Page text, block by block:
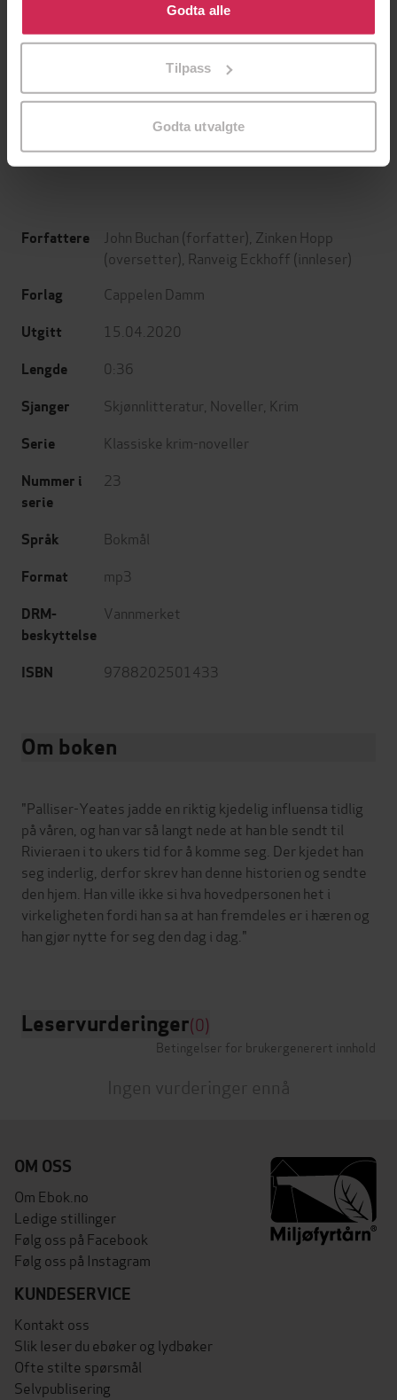
bruke cookies for alle disse formålene. Du kan også
tilpasse ditt samtykke til spesifikke formål ved å klikke
Godta alle
Tilpass
Godta utvalgte
Minnesota
Utskudd
Forfattere John Buchan (forfatter), Zinken Hopp
(oversetter), Ranveig Eckhoff (innleser)
Forlag Cappelen Damm
Utgitt 15.04.2020
Lengde 0:36
Sjanger Skjønnlitteratur Noveller Krim
Serie Klassiske krim-noveller
Nummer i
serie
23
Språk Bokmål
Format mp3
DRM-
beskyttelse
Vannmerket
ISBN 9788202501433
Om boken
"Palliser-Yeates jadde en riktig kjedelig influensa tidlig
på våren, og han var så langt nede at han ble sendt til
Rivieraen i to ukers tid for å komme seg. Der kjedet han
seg inderlig, derfor skrev han denne historien og sendte
den hjem. Han ville ikke si hva hovedpersonen het i
virkeligheten fordi han sa at han fremdeles er i hæren og
han gjør nytte for seg den dag i dag."
Leservurderinger(0)
Betingelser for brukergenerert innhold
Ingen vurderinger ennå
OM OSS
Om Ebok.no
Ledige stillinger
Følg oss på Facebook
Følg oss på Instagram
KUNDESERVICE
Kontakt oss
Slik leser du ebøker og lydbøker
Ofte stilte spørsmål
Selvpublisering